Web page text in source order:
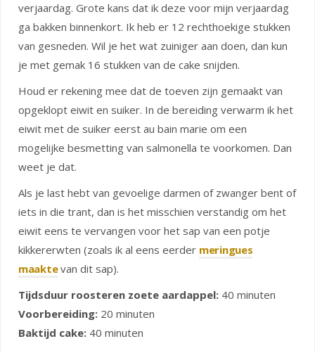
verjaardag. Grote kans dat ik deze voor mijn verjaardag
ga bakken binnenkort. Ik heb er 12 rechthoekige stukken
van gesneden. Wil je het wat zuiniger aan doen, dan kun
je met gemak 16 stukken van de cake snijden.
Houd er rekening mee dat de toeven zijn gemaakt van
opgeklopt eiwit en suiker. In de bereiding verwarm ik het
eiwit met de suiker eerst au bain marie om een
mogelijke besmetting van salmonella te voorkomen. Dan
weet je dat.
Als je last hebt van gevoelige darmen of zwanger bent of
iets in die trant, dan is het misschien verstandig om het
eiwit eens te vervangen voor het sap van een potje
kikkererwten (zoals ik al eens eerder meringues
maaktevan dit sap).
Tijdsduur roosteren zoete aardappel: 40 minuten
Voorbereiding: 20 minuten
Baktijd cake: 40 minuten